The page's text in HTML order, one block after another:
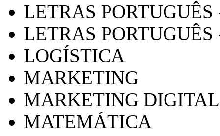
LETRAS
LETRAS PORTUGUÊS
LOGÍSTICA
MARKETING
MARKETING DIGITAL
MATEMÁTICA